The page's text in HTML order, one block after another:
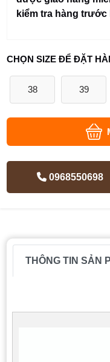
kiểm tra hàng
CHỌN SIZE ĐỂ ĐẶT
38 39
0968550698
THÔNG TIN SẢN